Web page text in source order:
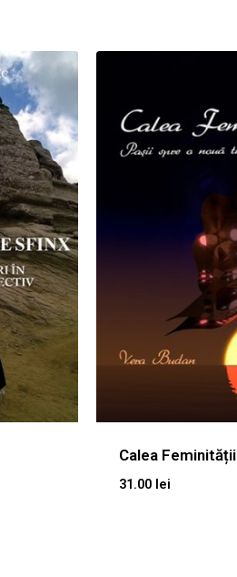
Calea Feminității
31.00 lei